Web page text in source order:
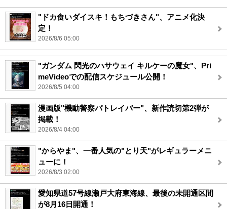
"ドカ食いダイスキ！もちづきさん"、アニメ化決
定！
2026/8/6 05:00
"ガンダム 閃光のハサウェイ キルケーの魔女"、Pri
meVideoでの配信スケジュール公開！
2026/8/5 04:00
漫画版"機動警察パトレイバー"、新作読切第2弾が
掲載！
2026/8/4 04:00
"からやま"、一番人気の"とり天"がレギュラーメニ
ューに！
2026/8/3 02:00
愛知県道57号線瀬戸大府東海線、最後の未開通区間
が8月16日開通！